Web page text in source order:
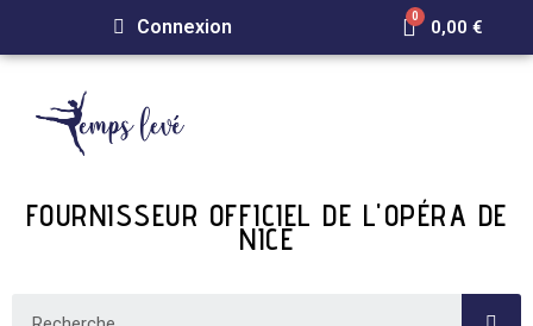
Connexion 0,00 €
FOURNISSEUR OFFICIEL DE L'OPÉRA DE
NICE